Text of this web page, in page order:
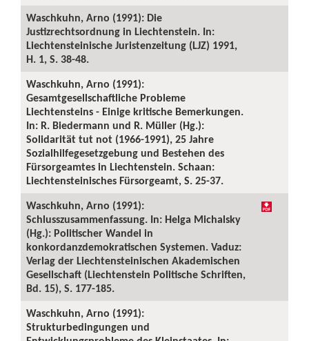
Waschkuhn, Arno (1991): Die
Justizrechtsordnung in Liechtenstein. In:
Liechtensteinische Juristenzeitung (LJZ) 1991,
H. 1, S. 38-48.
Waschkuhn, Arno (1991):
Gesamtgesellschaftliche Probleme
Liechtensteins - Einige kritische Bemerkungen.
In: R. Biedermann und R. Müller (Hg.):
Solidarität tut not (1966-1991), 25 Jahre
Sozialhilfegesetzgebung und Bestehen des
Fürsorgeamtes in Liechtenstein. Schaan:
Liechtensteinisches Fürsorgeamt, S. 25-37.
Waschkuhn, Arno (1991):
Schlusszusammenfassung. In: Helga Michalsky
(Hg.): Politischer Wandel in
konkordanzdemokratischen Systemen. Vaduz:
Verlag der Liechtensteinischen Akademischen
Gesellschaft (Liechtenstein Politische Schriften,
Bd. 15), S. 177-185.
Waschkuhn, Arno (1991):
Strukturbedingungen und